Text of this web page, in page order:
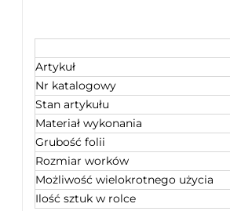
Artykuł
Nr katalogowy
Stan artykułu
Materiał wykonania
Grubość folii
Rozmiar worków
Możliwość wielokrotnego użycia
Ilość sztuk w rolce